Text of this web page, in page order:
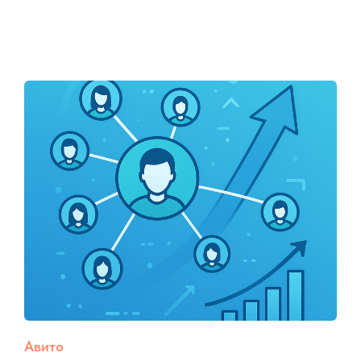
Авито